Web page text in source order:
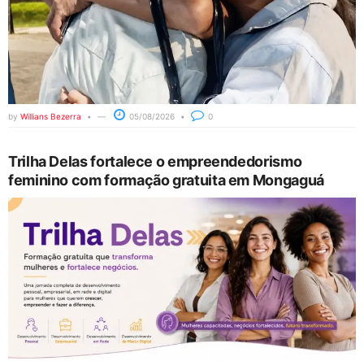
by Willians Bezerra 05/08/2026 0
Trilha Delas fortalece o empreendedorismo
feminino com formação gratuita em Mongaguá